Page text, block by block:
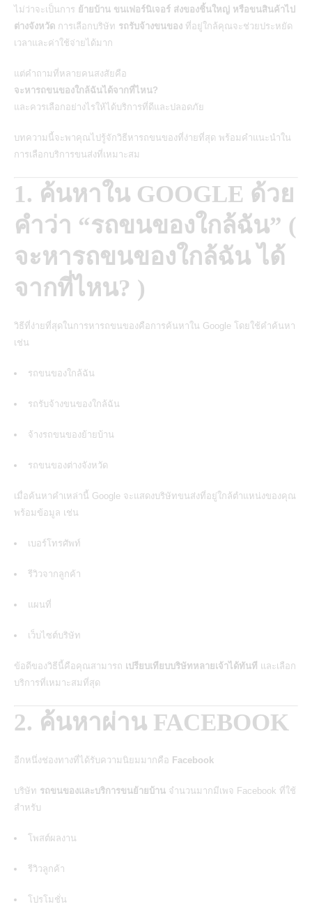
ไม่ว่าจะเป็นการ ย้ายบ้าน ขนเฟอร์นิเจอร์ ส่งของชิ้นใหญ่ หรือขนสินค้าไป
ต่างจังหวัด การเลือกบริษัท รถรับจ้างขนของ ที่อยู่ใกล้คุณจะช่วยประหยัด
เวลาและค่าใช้จ่ายได้มาก
แต่คำถามที่หลายคนสงสัยคือ
จะหารถขนของใกล้ฉันได้จากที่ไหน?
และควรเลือกอย่างไรให้ได้บริการที่ดีและปลอดภัย
บทความนี้จะพาคุณไปรู้จักวิธีหารถขนของที่ง่ายที่สุด พร้อมคำแนะนำใน
การเลือกบริการขนส่งที่เหมาะสม
1. ค้นหาใน GOOGLE ด้วย
คำว่า “รถขนของใกล้ฉัน” (
จะหารถขนของใกล้ฉัน ได้
จากที่ไหน? )
วิธีที่ง่ายที่สุดในการหารถขนของคือการค้นหาใน Google โดยใช้คำค้นหา
เช่น
รถขนของใกล้ฉัน
รถรับจ้างขนของใกล้ฉัน
จ้างรถขนของย้ายบ้าน
รถขนของต่างจังหวัด
เมื่อค้นหาคำเหล่านี้ Google จะแสดงบริษัทขนส่งที่อยู่ใกล้ตำแหน่งของคุณ
พร้อมข้อมูล เช่น
เบอร์โทรศัพท์
รีวิวจากลูกค้า
แผนที่
เว็บไซต์บริษัท
ข้อดีของวิธีนี้คือคุณสามารถ เปรียบเทียบบริษัทหลายเจ้าได้ทันที และเลือก
บริการที่เหมาะสมที่สุด
2. ค้นหาผ่าน FACEBOOK
อีกหนึ่งช่องทางที่ได้รับความนิยมมากคือ Facebook
บริษัท รถขนของและบริการขนย้ายบ้าน จำนวนมากมีเพจ Facebook ที่ใช้
สำหรับ
โพสต์ผลงาน
รีวิวลูกค้า
โปรโมชั่น